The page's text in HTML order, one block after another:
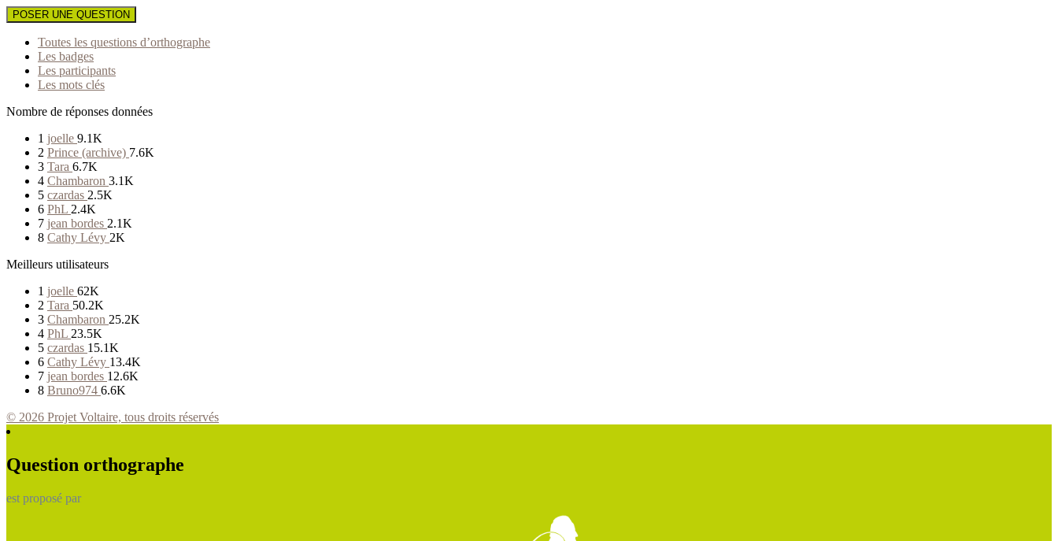
POSER UNE QUESTION
Toutes les questions d’orthographe
Les badges
Les participants
Les mots clés
Nombre de réponses données
1 joelle 9.1K
2 Prince (archive) 7.6K
3 Tara 6.7K
4 Chambaron 3.1K
5 czardas 2.5K
6 PhL 2.4K
7 jean bordes 2.1K
8 Cathy Lévy 2K
Meilleurs utilisateurs
1 joelle 62K
2 Tara 50.2K
3 Chambaron 25.2K
4 PhL 23.5K
5 czardas 15.1K
6 Cathy Lévy 13.4K
7 jean bordes 12.6K
8 Bruno974 6.6K
© 2026 Projet Voltaire, tous droits réservés
Question orthographe
est proposé par